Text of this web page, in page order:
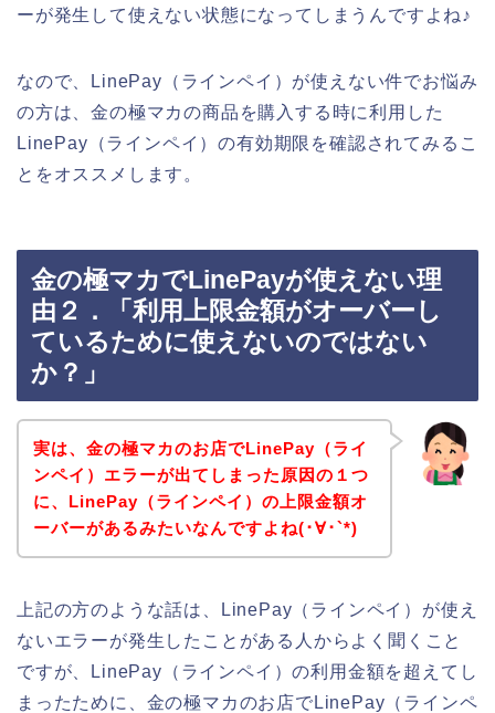
ーが発生して使えない状態になってしまうんですよね♪
なので、LinePay（ラインペイ）が使えない件でお悩み
の方は、金の極マカの商品を購入する時に利用した
LinePay（ラインペイ）の有効期限を確認されてみるこ
とをオススメします。
金の極マカでLinePayが使えない理
由２．「利用上限金額がオーバーし
ているために使えないのではない
か？」
実は、金の極マカのお店でLinePay（ライ
ンペイ）エラーが出てしまった原因の１つ
に、LinePay（ラインペイ）の上限金額オ
ーバーがあるみたいなんですよね(･∀･`*)
上記の方のような話は、LinePay（ラインペイ）が使え
ないエラーが発生したことがある人からよく聞くこと
ですが、LinePay（ラインペイ）の利用金額を超えてし
まったために、金の極マカのお店でLinePay（ラインペ